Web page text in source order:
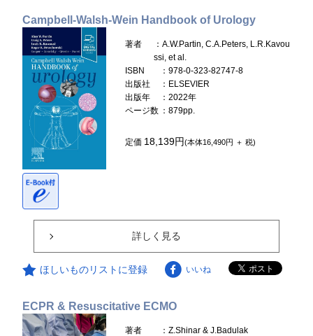
Campbell-Walsh-Wein Handbook of Urology
著者
：A.W.Partin, C.A.Peters, L.R.Kavou
ssi, et al.
ISBN
：978-0-323-82747-8
出版社
：ELSEVIER
出版年
：2022年
ページ数 ：879pp.
定価 18,139円(本体16,490円 ＋ 税)
詳しく見る
ほしいものリストに登録 いいね
ECPR & Resuscitative ECMO
著者
：Z.Shinar & J.Badulak